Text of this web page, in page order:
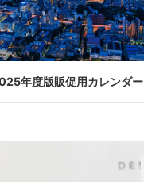
年度版販促用カレンダー